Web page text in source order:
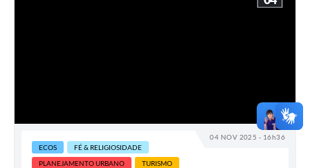
04 NOV 2025 - 16h36
ECOS
FÉ & RELIGIOSIDADE
PLANEJAMENTO URBANO
TURISMO